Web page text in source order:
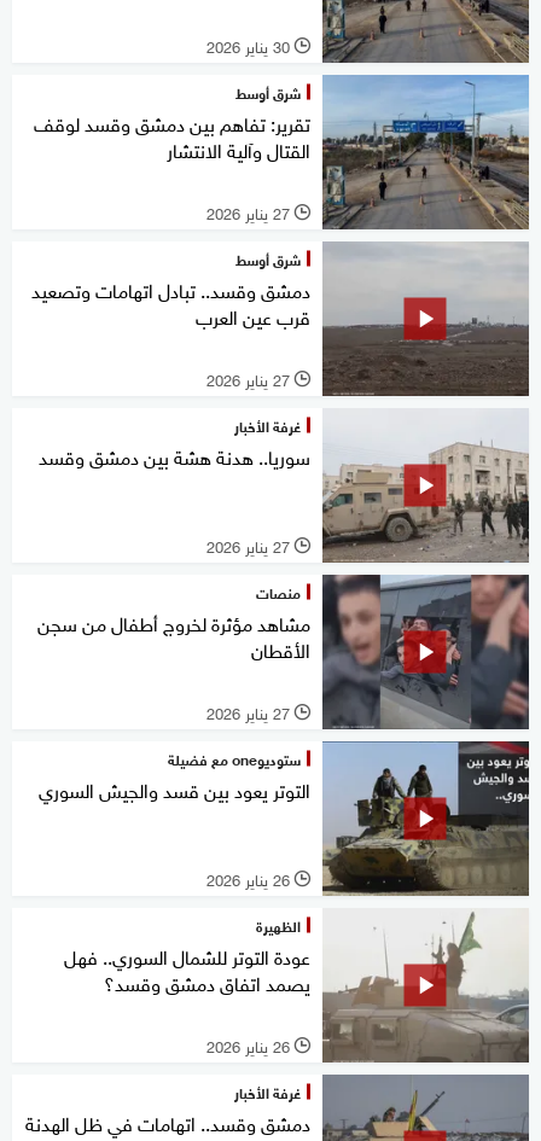
l 30 يناير 2026
شرق أوسط
تقرير: تفاهم بين دمشق وقسد لوقف
القتال وآلية الانتشار
l 27 يناير 2026
شرق أوسط
دمشق وقسد.. تبادل اتهامات وتصعيد
قرب عين العرب
l 27 يناير 2026
غرفة الأخبار
سوريا.. هدنة هشة بين دمشق وقسد
l 27 يناير 2026
منصات
مشاهد مؤثرة لخروج أطفال من سجن
الأقطان
l 27 يناير 2026
ستوديوone مع فضيلة
التوتر يعود بين قسد والجيش السوري
l 26 يناير 2026
الظهيرة
عودة التوتر للشمال السوري.. فهل
يصمد اتفاق دمشق وقسد؟
l 26 يناير 2026
غرفة الأخبار
دمشق وقسد.. اتهامات في ظل الهدنة